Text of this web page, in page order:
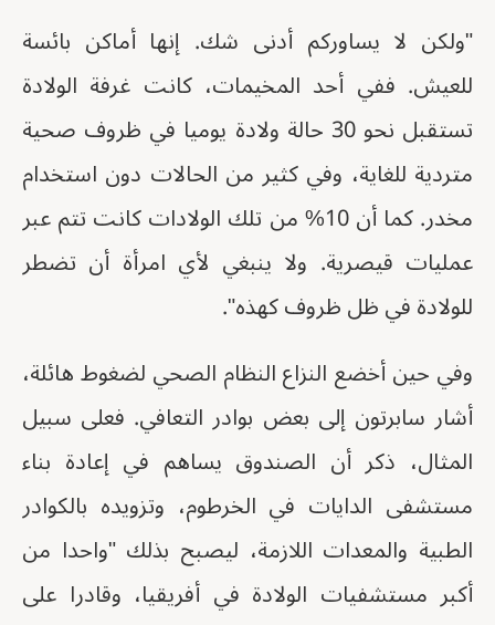
"ولكن لا يساوركم أدنى شك. إنها أماكن بائسة
للعيش. ففي أحد المخيمات، كانت غرفة الولادة
تستقبل نحو 30 حالة ولادة يوميا في ظروف صحية
متردية للغاية، وفي كثير من الحالات دون استخدام
مخدر. كما أن 10% من تلك الولادات كانت تتم عبر
عمليات قيصرية. ولا ينبغي لأي امرأة أن تضطر
للولادة في ظل ظروف كهذه".
وفي حين أخضع النزاع النظام الصحي لضغوط هائلة،
أشار سابرتون إلى بعض بوادر التعافي. فعلى سبيل
المثال، ذكر أن الصندوق يساهم في إعادة بناء
مستشفى الدايات في الخرطوم، وتزويده بالكوادر
الطبية والمعدات اللازمة، ليصبح بذلك "واحدا من
أكبر مستشفيات الولادة في أفريقيا، وقادرا على